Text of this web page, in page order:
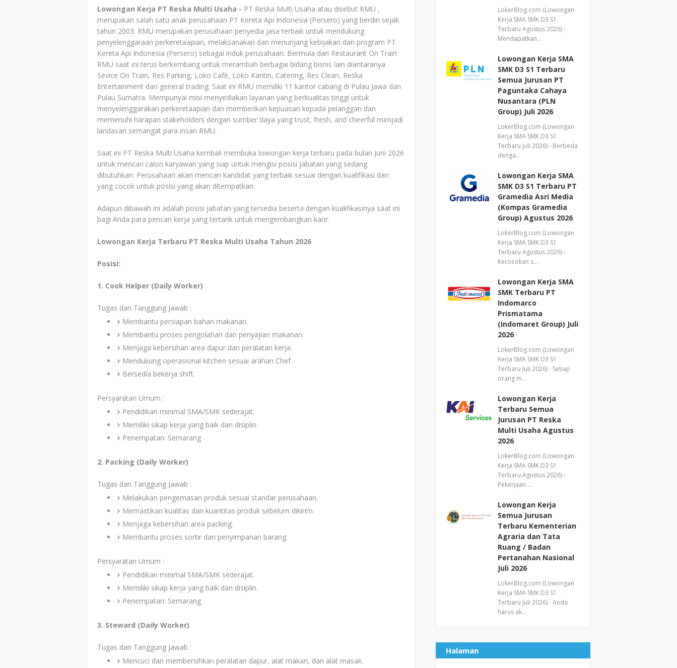
Lowongan Kerja PT Reska Multi Usaha - PT Reska Multi Usaha atau disebut RMU ,
merupakan salah satu anak perusahaan PT Kereta Api Indonesia (Persero) yang berdiri sejak
tahun 2003. RMU merupakan perusahaan penyedia jasa terbaik untuk mendukung
penyelenggaraan perkeretaapian, melaksanakan dan menunjang kebijakan dan program PT
Kereta Api Indonesia (Persero) sebagai induk perusahaan. Bermula dari Restaurant On Train
RMU saat ini terus berkembang untuk merambah berbagai bidang bisnis lain diantaranya
Sevice On Train, Res Parking, Loko Café, Loko Kantin, Catering, Res Clean, Reska
Entertainment dan general trading. Saat ini RMU memiliki 11 kantor cabang di Pulau Jawa dan
Pulau Sumatra. Mempunyai misi menyediakan layanan yang berkualitas tinggi untuk
menyelenggarakan perkeretaapian dan memberikan kepuasan kepada pelanggan dan
memenuhi harapan stakeholders dengan sumber daya yang trust, fresh, and cheerful menjadi
landasan semangat para insan RMU.
Saat ini PT Reska Multi Usaha kembali membuka lowongan kerja terbaru pada bulan Juni 2026
untuk mencari calon karyawan yang siap untuk mengisi posisi jabatan yang sedang
dibutuhkan. Perusahaan akan mencari kandidat yang terbaik sesuai dengan kualifikasi dan
yang cocok untuk posisi yang akan ditempatkan.
Adapun dibawah ini adalah posisi jabatan yang tersedia beserta dengan kualifikasinya saat ini
bagi Anda para pencari kerja yang tertarik untuk mengembangkan karir.
Lowongan Kerja Terbaru PT Reska Multi Usaha Tahun 2026
Posisi:
1. Cook Helper (Daily Worker)
Tugas dan Tanggung Jawab :
Membantu persiapan bahan makanan.
Membantu proses pengolahan dan penyajian makanan.
Menjaga kebersihan area dapur dan peralatan kerja.
Mendukung operasional kitchen sesuai arahan Chef.
Bersedia bekerja shift.
Persyaratan Umum :
Pendidikan minimal SMA/SMK sederajat.
Memiliki sikap kerja yang baik dan disiplin.
Penempatan: Semarang
2. Packing (Daily Worker)
Tugas dan Tanggung Jawab :
Melakukan pengemasan produk sesuai standar perusahaan.
Memastikan kualitas dan kuantitas produk sebelum dikirim.
Menjaga kebersihan area packing.
Membantu proses sortir dan penyimpanan barang.
Persyaratan Umum :
Pendidikan minimal SMA/SMK sederajat.
Memiliki sikap kerja yang baik dan disiplin.
Penempatan: Semarang
3. Steward (Daily Worker)
Tugas dan Tanggung Jawab :
Mencuci dan membersihkan peralatan dapur, alat makan, dan alat masak.
LokerBlog.com (Lowongan
Kerja SMA SMK D3 S1
Terbaru Agustus 2026) -
Mendapatkan…
Lowongan Kerja SMA
SMK D3 S1 Terbaru
Semua Jurusan PT
Paguntaka Cahaya
Nusantara (PLN
Group) Juli 2026
LokerBlog.com (Lowongan
Kerja SMA SMK D3 S1
Terbaru Juli 2026) - Berbeda
denga…
Lowongan Kerja SMA
SMK D3 S1 Terbaru PT
Gramedia Asri Media
(Kompas Gramedia
Group) Agustus 2026
LokerBlog.com (Lowongan
Kerja SMA SMK D3 S1
Terbaru Agustus 2026) -
Kecocokan s…
Lowongan Kerja SMA
SMK Terbaru PT
Indomarco
Prismatama
(Indomaret Group) Juli
2026
LokerBlog.com (Lowongan
Kerja SMA SMK D3 S1
Terbaru Juli 2026) - Setiap
orang m…
Lowongan Kerja
Terbaru Semua
Jurusan PT Reska
Multi Usaha Agustus
2026
LokerBlog.com (Lowongan
Kerja SMA SMK D3 S1
Terbaru Agustus 2026) -
Pekerjaan …
Lowongan Kerja
Semua Jurusan
Terbaru Kementerian
Agraria dan Tata
Ruang / Badan
Pertanahan Nasional
Juli 2026
LokerBlog.com (Lowongan
Kerja SMA SMK D3 S1
Terbaru Juli 2026) - Anda
harus ak…
Halaman